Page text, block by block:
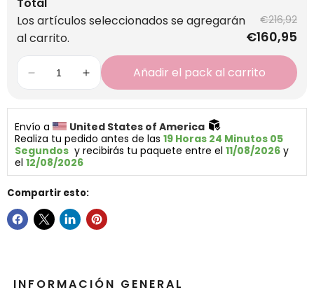
Total
Los artículos seleccionados se agregarán
al carrito.
€216,92
€160,95
Añadir el pack al carrito
Envío a
United States of America
Realiza tu pedido antes de las 19 Horas 24 Minutos 04
Segundos
  y recibirás tu paquete entre el
11/08/2026 y
el 12/08/2026
Compartir esto:
INFORMACIÓN GENERAL